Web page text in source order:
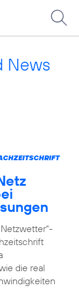
News
die real